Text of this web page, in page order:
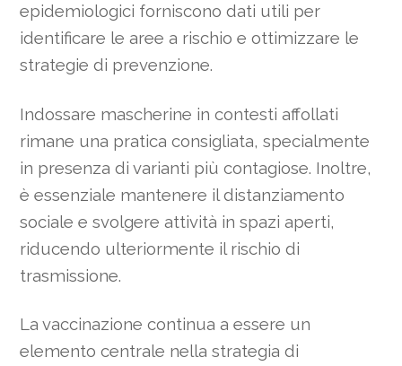
epidemiologici forniscono dati utili per
identificare le aree a rischio e ottimizzare le
strategie di prevenzione.
Indossare mascherine in contesti affollati
rimane una pratica consigliata, specialmente
in presenza di varianti più contagiose. Inoltre,
è essenziale mantenere il distanziamento
sociale e svolgere attività in spazi aperti,
riducendo ulteriormente il rischio di
trasmissione.
La vaccinazione continua a essere un
elemento centrale nella strategia di